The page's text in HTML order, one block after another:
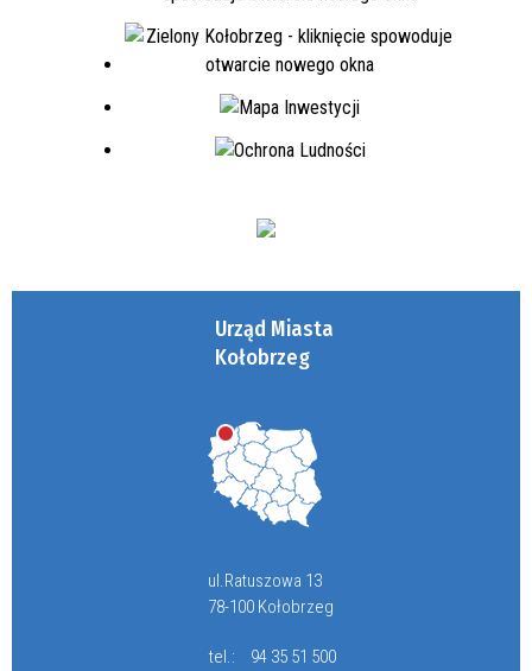
Urząd Miasta
Kołobrzeg
ul.Ratuszowa 13
78-100 Kołobrzeg
tel.:
94 35 51 500